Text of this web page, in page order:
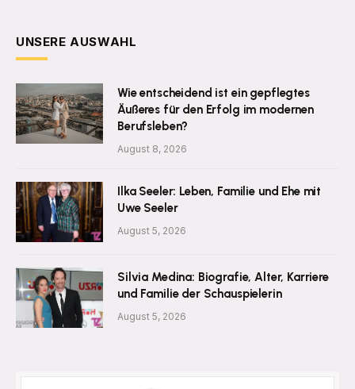
UNSERE AUSWAHL
Wie entscheidend ist ein gepflegtes
Äußeres für den Erfolg im modernen
Berufsleben?
August 8, 2026
Ilka Seeler: Leben, Familie und Ehe mit
Uwe Seeler
August 5, 2026
Silvia Medina: Biografie, Alter, Karriere
und Familie der Schauspielerin
August 5, 2026